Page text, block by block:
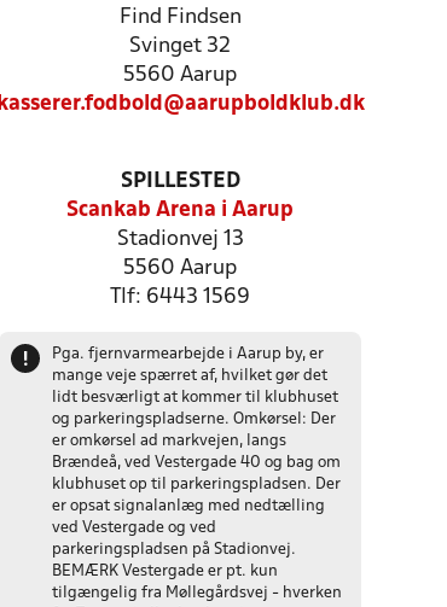
Find Findsen
Svinget 32
5560 Aarup
kasserer.fodbold@aarupboldklub.dk
SPILLESTED
Scankab Arena i Aarup
Stadionvej 13
5560 Aarup
Tlf: 6443 1569
!
Pga. fjernvarmearbejde i Aarup by, er
mange veje spærret af, hvilket gør det
lidt besværligt at kommer til klubhuset
og parkeringspladserne. Omkørsel: Der
er omkørsel ad markvejen, langs
Brændeå, ved Vestergade 40 og bag om
klubhuset op til parkeringspladsen. Der
er opsat signalanlæg med nedtælling
ved Vestergade og ved
parkeringspladsen på Stadionvej.
BEMÆRK Vestergade er pt. kun
tilgængelig fra Møllegårdsvej - hverken